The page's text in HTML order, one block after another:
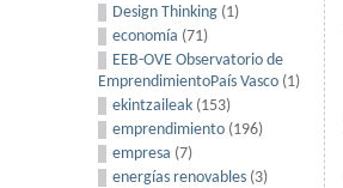
Design Thinking (1)
economía (71)
EEB-OVE Observatorio de
EmprendimientoPaís Vasco (1)
ekintzaileak (153)
emprendimiento (196)
empresa (7)
energías renovables (3)